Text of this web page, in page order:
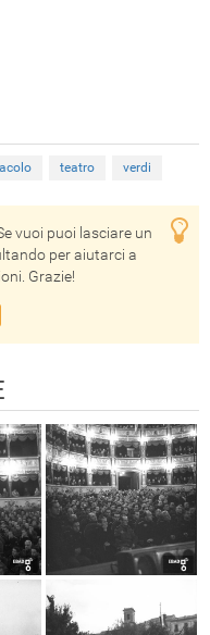
teatro verdi
vuoi puoi lasciare un
per aiutarci a
Grazie!